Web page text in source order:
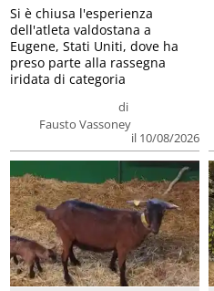
di
Fausto Vassoney
il 10/08/2026
Si è chiusa l'esperienza
dell'atleta valdostana a
Eugene, Stati Uniti, dove ha
preso parte alla rassegna
iridata di categoria